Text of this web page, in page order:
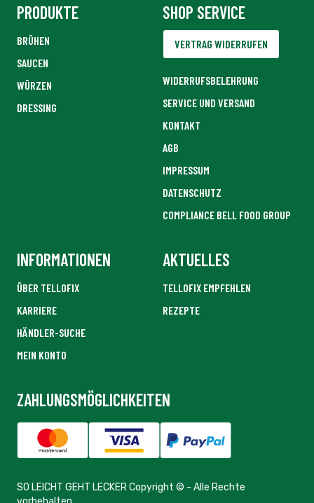
PRODUKTE
BRÜHEN
SAUCEN
WÜRZEN
DRESSING
SHOP SERVICE
VERTRAG WIDERRUFEN
WIDERRUFSBELEHRUNG
SERVICE UND VERSAND
KONTAKT
AGB
IMPRESSUM
DATENSCHUTZ
COMPLIANCE BELL FOOD GROUP
INFORMATIONEN
ÜBER TELLOFIX
KARRIERE
HÄNDLER-SUCHE
MEIN KONTO
AKTUELLES
TELLOFIX EMPFEHLEN
REZEPTE
ZAHLUNGSMÖGLICHKEITEN
SO LEICHT GEHT LECKER Copyright © - Alle Rechte